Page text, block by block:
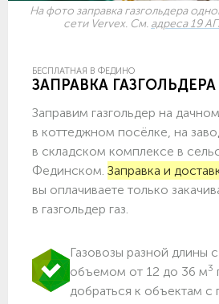
На фото заправка газгольдера
сети Vervex. См. адреса 19
БЕСПЛАТНАЯ В ФЕДИНО
ЗАПРАВКА ГАЗГОЛЬДЕРА
Заправим газгольдер на
в коттеджном посёлке, на
в складском комплексе в
Фединском. Заправка и
вы оплачиваете только
в газгольдер газ.
Газовозы разной длины
объемом от 12 до 36 м3
добраться к объектам